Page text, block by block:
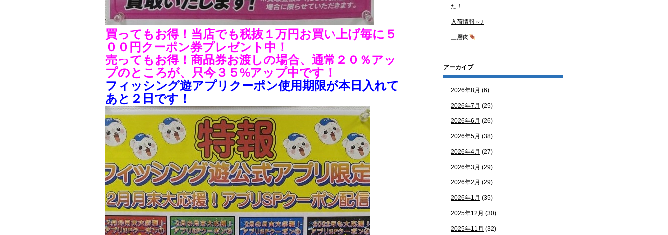
買ってもお得！当店でも税抜１万円お買い上げ毎に５
００円クーポン券プレゼント中！
売ってもお得！商品券お渡しの場合、通常２０％アッ
プのところが、只今３５%アップ中です！
フィッシング遊アプリクーポン使用期限が本日入れて
あと２日です！
た！
入荷情報～♪
三層肉
アーカイブ
2026年8月 (6)
2026年7月 (25)
2026年6月 (26)
2026年5月 (38)
2026年4月 (27)
2026年3月 (29)
2026年2月 (29)
2026年1月 (35)
2025年12月 (30)
2025年11月 (32)